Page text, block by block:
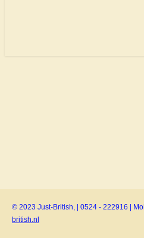
© 2023 Just-British, | 0524 - 222916 |
british.nl